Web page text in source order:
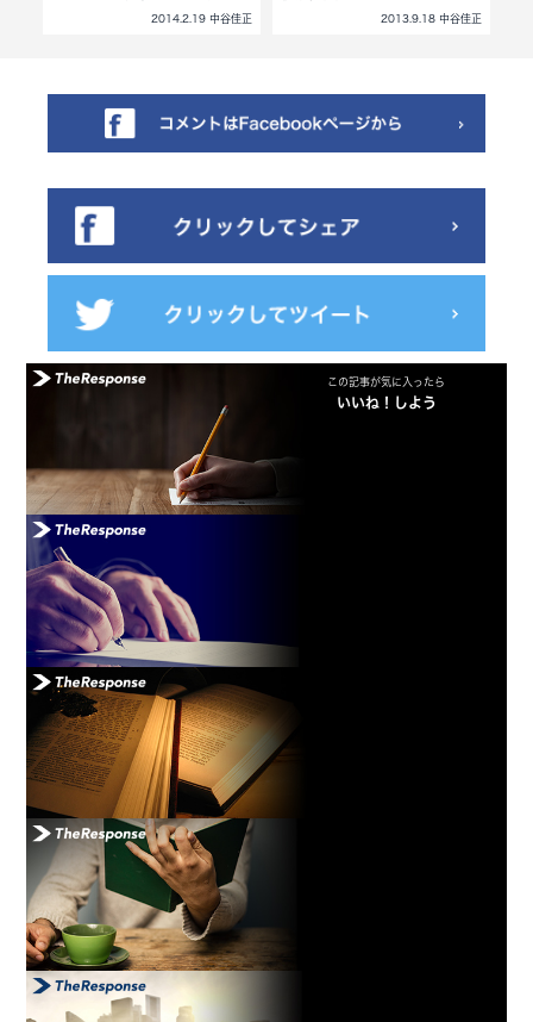
2014.2.19 中谷佳正 2013.9.18 中谷佳正
この記事が気に入ったら
いいね！しよう